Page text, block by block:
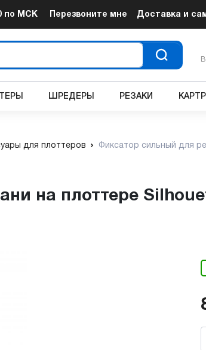
по МСК Перезвоните мне Доставка и
ШРЕДЕРЫ РЕЗАКИ
для плоттеров Фиксатор сильный для
на плоттере